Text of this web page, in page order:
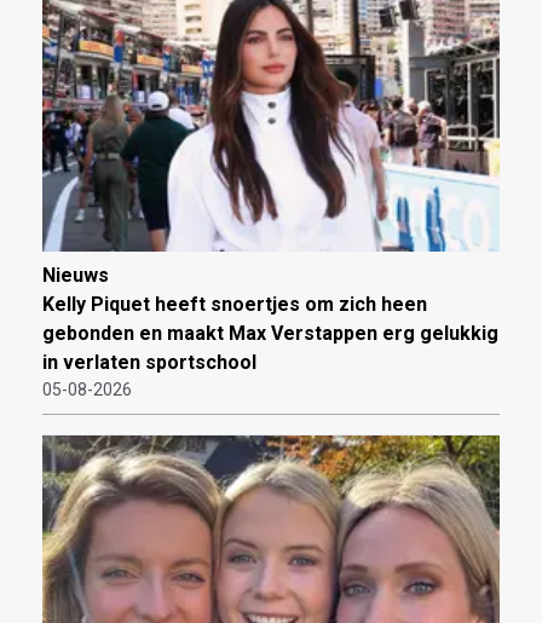
Nieuws
Kelly Piquet heeft snoertjes om zich heen
gebonden en maakt Max Verstappen erg gelukkig
in verlaten sportschool
05-08-2026